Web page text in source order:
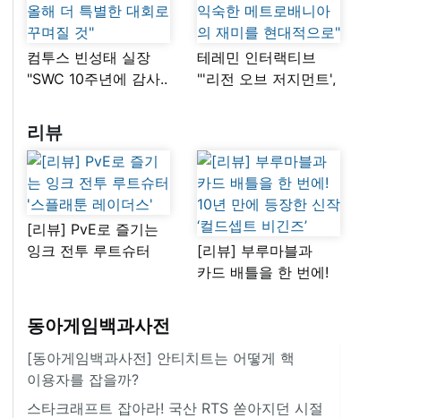
컴투스 빈성태 실장
"SWC 10주년에 감사..
꾸며질 것"
테레민 인터랙티브
"'리전 오브 저지먼트',
리뷰
[리뷰] PvE로 즐기는
잉크 전투 루트슈터
[리뷰] 부루마블과
카드 배틀을 한 번에!
동아게임백과사전
[동아게임백과사전] 안티치트는 어떻게 핵
이용자를 잡을까?
스타크래프트 잡아라! 국산 RTS 쏟아지던 시절